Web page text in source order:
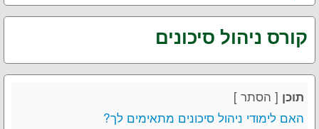
קורס ניהול סיכונים
תוכן [ הסתר ]
האם לימודי ניהול סיכונים מתאימים לך?